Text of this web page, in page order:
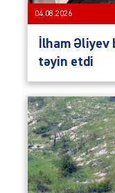
04.08.2026
İlham Əliyev
təyin etdi